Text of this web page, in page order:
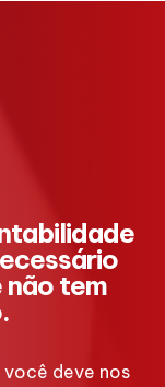
não tem
você deve nos